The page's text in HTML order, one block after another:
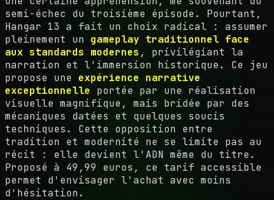
semi-échec du troisième épisode. Pourtant,
Hangar 13 a fait un choix radical : assumer
pleinement un gameplay traditionnel face
aux standards modernes , privilégiant la
narration et l'immersion historique. Ce jeu
propose une expérience narrative
exceptionnelle portée par une réalisation
visuelle magnifique, mais bridée par des
mécaniques datées et quelques soucis
techniques. Cette opposition entre
tradition et modernité ne se limite pas au
récit : elle devient l'ADN même du titre.
Proposé à 49,99 euros, ce tarif accessible
permet d'envisager l'achat avec moins
d'hésitation.